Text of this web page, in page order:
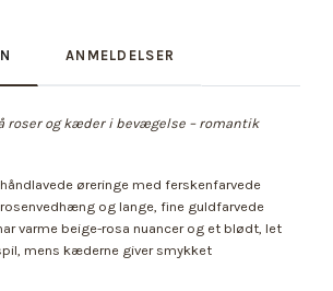
ANMELDELSER
roser og kæder i bevægelse – romantik
øreringe med ferskenfarvede
og lange, fine guldfarvede
varme beige-rosa nuancer og et blødt, let
mens kæderne giver smykket